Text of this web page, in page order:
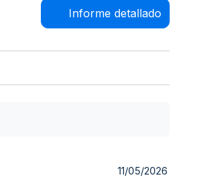
Informe detallado
11/05/2026